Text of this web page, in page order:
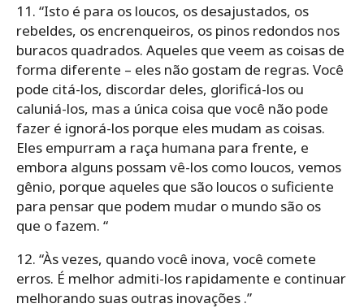
11. “Isto é para os loucos, os desajustados, os
rebeldes, os encrenqueiros, os pinos redondos nos
buracos quadrados. Aqueles que veem as coisas de
forma diferente – eles não gostam de regras. Você
pode citá-los, discordar deles, glorificá-los ou
caluniá-los, mas a única coisa que você não pode
fazer é ignorá-los porque eles mudam as coisas.
Eles empurram a raça humana para frente, e
embora alguns possam vê-los como loucos, vemos
gênio, porque aqueles que são loucos o suficiente
para pensar que podem mudar o mundo são os
que o fazem. “
12. “Às vezes, quando você inova, você comete
erros. É melhor admiti-los rapidamente e continuar
melhorando suas outras inovações .”